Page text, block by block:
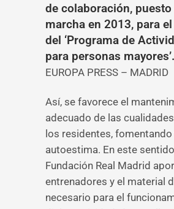
de colaboración, puesto
marcha en 2013, para
del ‘Programa de
para personas mayores’.
EUROPA PRESS – MADRID
Así, se favorece el
adecuado de las
los residentes,
autoestima. En este
Fundación Real Madrid
entrenadores y el material
necesario para el